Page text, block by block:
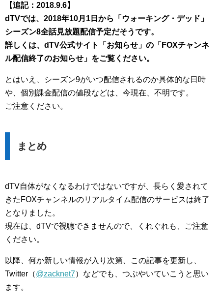
【追記：2018.9.6】
dTVでは、2018年10月1日から「ウォーキング・デッド」
シーズン8全話見放題配信予定だそうです。
詳しくは、dTV公式サイト「お知らせ」の「FOXチャンネ
ル配信終了のお知らせ」をご覧ください。
とはいえ、シーズン9がいつ配信されるのか具体的な日時
や、個別課金配信の値段などは、今現在、不明です。
ご注意ください。
まとめ
dTV自体がなくなるわけではないですが、長らく愛されて
きたFOXチャンネルのリアルタイム配信のサービスは終了
となりました。
現在は、dTVで視聴できませんので、くれぐれも、ご注意
ください。
以降、何か新しい情報が入り次第、この記事を更新し、
Twitter（@zacknet7）などでも、つぶやいていこうと思い
ます。